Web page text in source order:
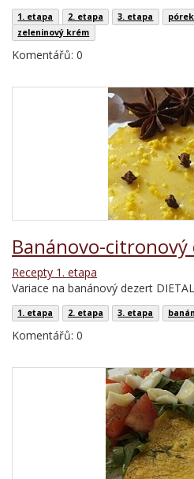
1. etapa 2. etapa 3. etapa pórek
zeleninový krém
Komentářů: 0
Banánovo-citronový
Recepty 1. etapa
Variace na banánový dezert
1. etapa 2. etapa 3. etapa
Komentářů: 0